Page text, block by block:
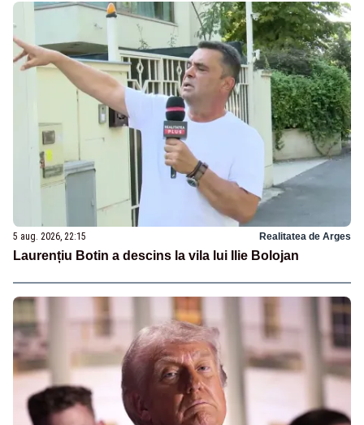
5 aug. 2026, 22:15 Realitatea de Arges
Laurențiu Botin a descins la vila lui Ilie Bolojan